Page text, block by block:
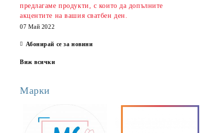
предлагаме продукти, с които да допълните
акцентите на вашия сватбен ден.
07 Май 2022
Абонирай се за новини
Виж всички
Марки